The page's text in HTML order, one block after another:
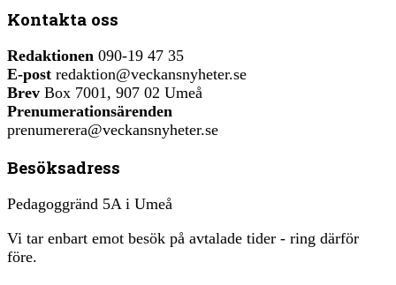
Kontakta oss
Redaktionen 090-19 47 35
E-post redaktion@veckansnyheter.se
Brev Box 7001, 907 02 Umeå
Prenumerationsärenden
prenumerera@veckansnyheter.se
Besöksadress
Pedagoggränd 5A i Umeå
Vi tar enbart emot besök på avtalade tider - ring därför
före.